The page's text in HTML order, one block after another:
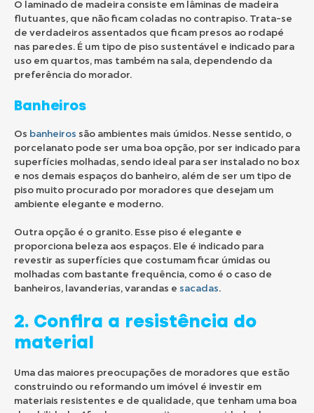
O laminado de madeira consiste em lâminas de madeira
flutuantes, que não ficam coladas no contrapiso. Trata-se
de verdadeiros assentados que ficam presos ao rodapé
nas paredes. É um tipo de piso sustentável e indicado para
uso em quartos, mas também na sala, dependendo da
preferência do morador.
Banheiros
Os banheiros são ambientes mais úmidos. Nesse sentido, o
porcelanato pode ser uma boa opção, por ser indicado para
superfícies molhadas, sendo ideal para ser instalado no box
e nos demais espaços do banheiro, além de ser um tipo de
piso muito procurado por moradores que desejam um
ambiente elegante e moderno.
Outra opção é o granito. Esse piso é elegante e
proporciona beleza aos espaços. Ele é indicado para
revestir as superfícies que costumam ficar úmidas ou
molhadas com bastante frequência, como é o caso de
banheiros, lavanderias, varandas e sacadas.
2. Confira a resistência do
material
Uma das maiores preocupações de moradores que estão
construindo ou reformando um imóvel é investir em
materiais resistentes e de qualidade, que tenham uma boa